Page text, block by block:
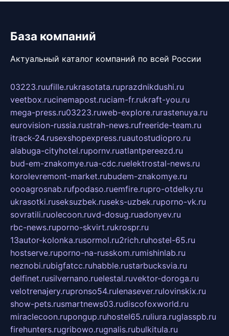
База компаний
Актуальный каталог компаний по всей России
03223.ruufille.rukrasotata.ruprazdnikdushi.ru
veetbox.rucinemapost.ruciam-fr.rukraft-you.ru
mega-press.ru03223.ruweb-explore.rurastenuya.ru
eurovision-russia.rustrah-news.rufreeride-team.ru
itrack-24.rusexshopexpress.ruautostudiopro.ru
alabuga-cityhotel.rupornv.ruatlantpereezd.ru
bud-em-znakomye.rua-cdc.ruelektrostal-news.ru
korolevremont-market.rubudem-znakomye.ru
oooagrosnab.rufpodaso.ruemfire.rupro-otdelky.ru
ukrasotki.ruseksuzbek.ruseks-uzbek.ruporno-vk.ru
sovratili.ruolecoon.ruvd-dosug.ruadonyev.ru
rbc-news.ruporno-skvirt.rukrospr.ru
13autor-kolonka.rusormol.ru2rich.ruhostel-65.ru
hostserve.ruporno-na-russkom.rumishinlab.ru
neznobi.rubigfatcc.ruhabble.rustarbucksvia.ru
delfinet.rusilvernano.ruelestal.ruvektor-doroga.ru
velotrenajery.rupronso54.rulenasever.rulovinskix.ru
show-pets.rusmartnews03.rudiscofoxworld.ru
miraclecoon.rupongup.ruhostel65.ruliura.ruglasspb.ru
firehunters.rugribowo.rugnalis.rubulkitula.ru